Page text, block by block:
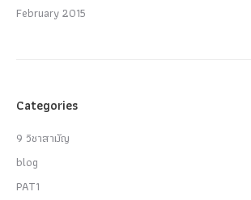
February 2015
Categories
9 วิชาสามัญ
blog
PAT1